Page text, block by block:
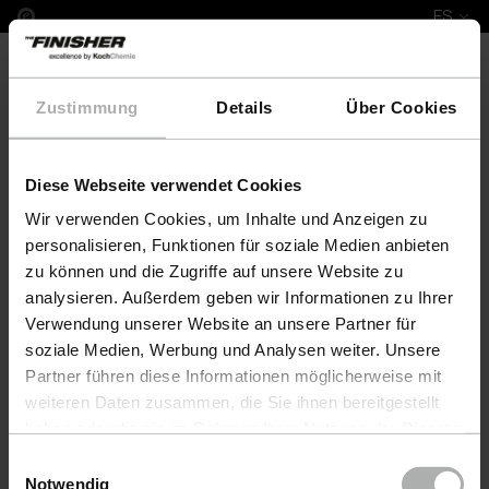
Zustimmung Details Über Cookies
Diese Webseite verwendet Cookies
Wir verwenden Cookies, um Inhalte und Anzeigen zu
personalisieren, Funktionen für soziale Medien anbieten
zu können und die Zugriffe auf unsere Website zu
analysieren. Außerdem geben wir Informationen zu Ihrer
Verwendung unserer Website an unsere Partner für
soziale Medien, Werbung und Analysen weiter. Unsere
Partner führen diese Informationen möglicherweise mit
weiteren Daten zusammen, die Sie ihnen bereitgestellt
Einstellungen zu den Cookies finden Sie unter
Notwendig
ES
Complete Leather Repair Set Bretz